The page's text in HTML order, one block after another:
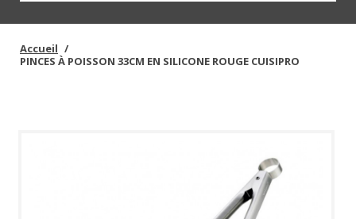
Accueil
PINCES À POISSON 33CM EN SILICONE ROUGE CUISIPRO